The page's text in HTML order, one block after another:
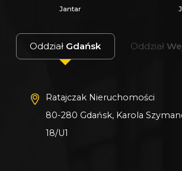
Jantar
Oddział Gdańsk Oddział
Ratajczak Nieruchomości
80-280 Gdańsk, Karola
18/U1